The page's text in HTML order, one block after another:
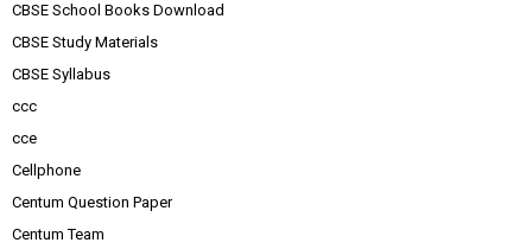
CBSE School Books Download
CBSE Study Materials
CBSE Syllabus
ccc
cce
Cellphone
Centum Question Paper
Centum Team